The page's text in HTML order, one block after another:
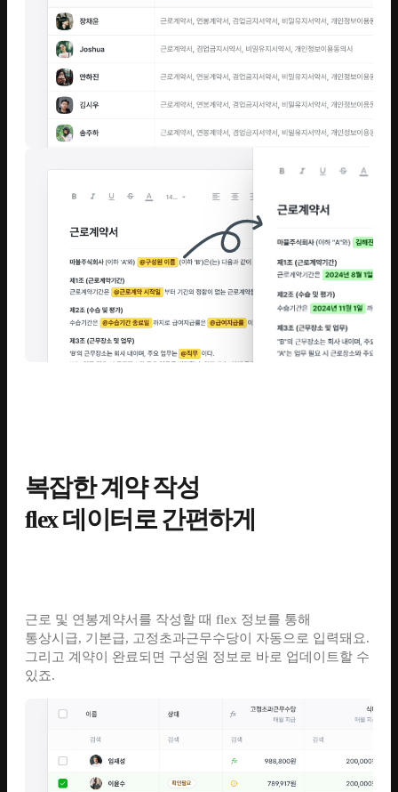
복잡한 계약 작성
flex 데이터로 간편하게
근로 및 연봉계약서를 작성할 때 flex 정보를 통해
통상시급, 기본급, 고정초과근무수당이 자동으로 입력돼요.
그리고 계약이 완료되면 구성원 정보로 바로 업데이트할 수
있죠.